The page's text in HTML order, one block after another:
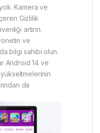
Kamera ve
Gizlilik
artırın.
ve
bilgi sahibi olun.
Android 14 ve
da